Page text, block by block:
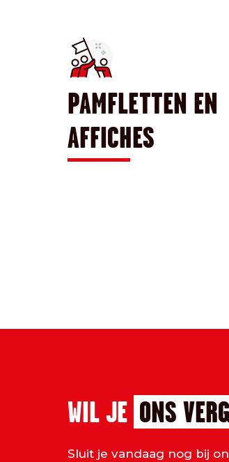
PAMFLETTEN EN
AFFICHES
WIL JE ONS
Sluit je vandaag nog bij